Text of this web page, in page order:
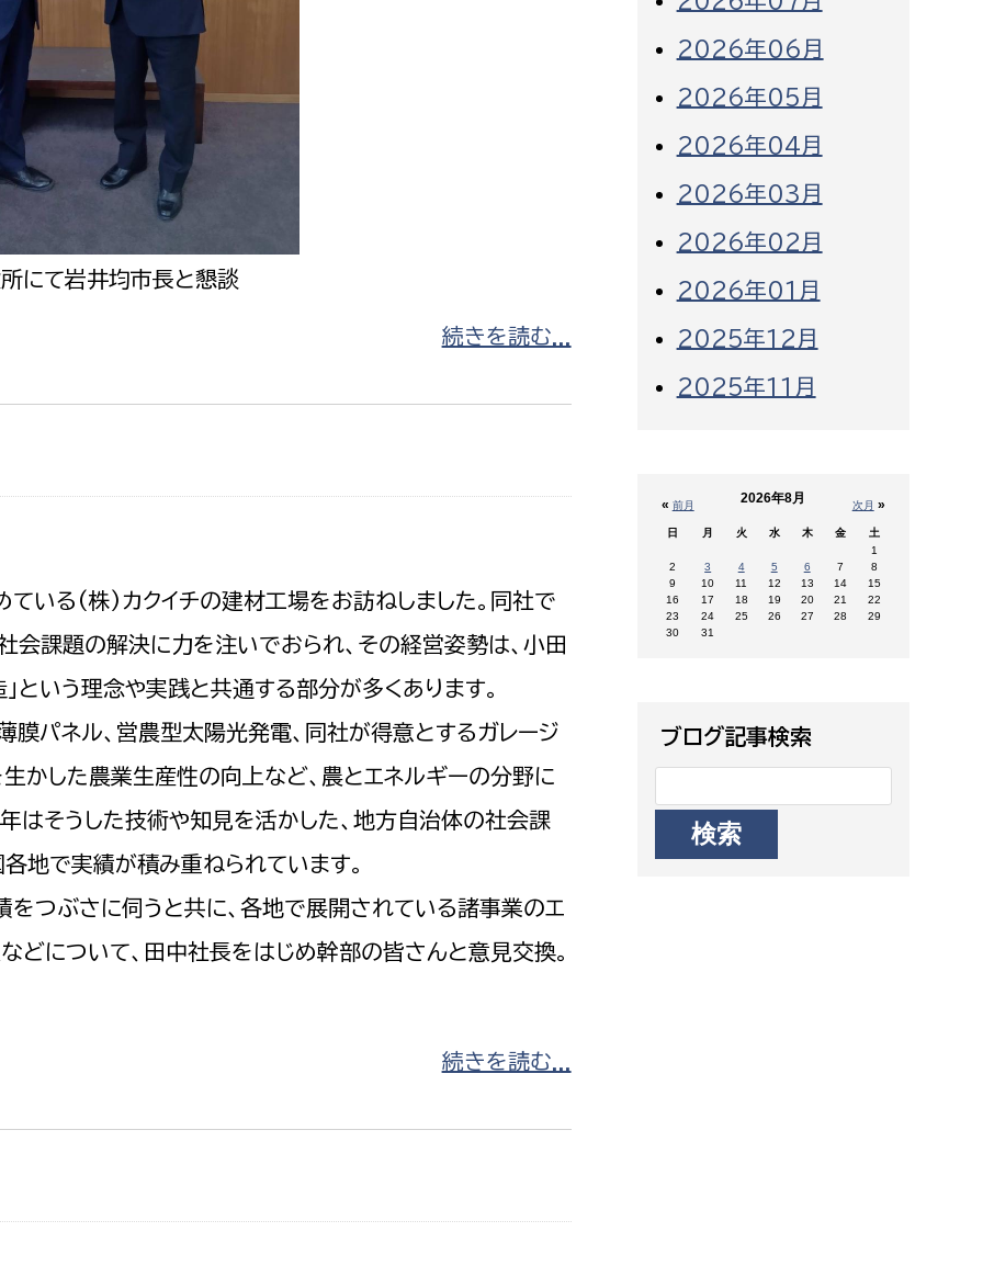
にて岩井均市長と懇談
続きを読む...
いる(株)カクイチの建材工場をお訪ねしました。同社で
会課題の解決に力を注いでおられ、その経営姿勢は、小田
という理念や実践と共通する部分が多くあります。
パネル、営農型太陽光発電、同社が得意とするガレージ
かした農業生産性の向上など、農とエネルギーの分野に
はそうした技術や知見を活かした、地方自治体の社会課
地で実績が積み重ねられています。
つぶさに伺うと共に、各地で展開されている諸事業のエ
どについて、田中社長をはじめ幹部の皆さんと意見交換。
続きを読む...
2026年06月
2026年05月
2026年04月
2026年03月
2026年02月
2026年01月
2025年12月
2025年11月
« 前月 次月 »
2026年8月
日 月 火 水 木 金
土
1
2
3 4 5 6 7
8
9
10 11 12 13 14
15
16
17 18 19 20 21
22
23
24 25 26 27 28
29
30
31
ブログ記事検索